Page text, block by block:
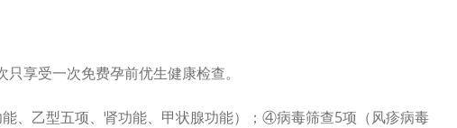
享受一次免费孕前优生健康检查。
、乙型五项、肾功能、甲状腺功能）；④病毒筛查5项（风疹病毒